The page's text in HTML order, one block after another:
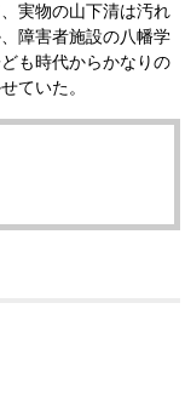
実物の山下清は汚れ
障害者施設の八幡学
も時代からかなりの
ていた。